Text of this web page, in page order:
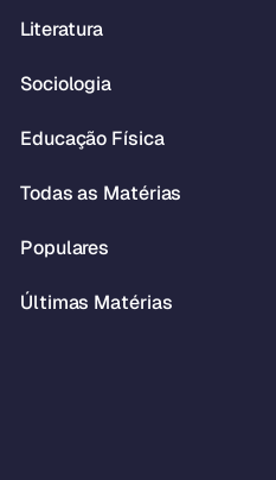
Literatura
Sociologia
Educação Física
Todas as Matérias
Populares
Últimas Matérias